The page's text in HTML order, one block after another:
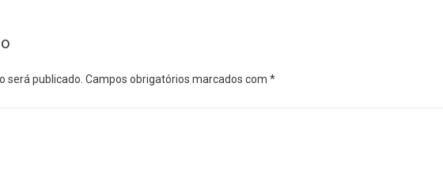
será publicado. Campos obrigatórios marcados com *